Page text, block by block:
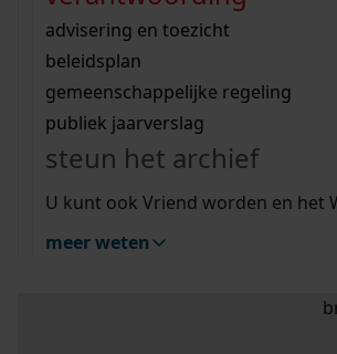
bouwvergunningen
omgevingsvergunningen
vergunningen
beeld en geluid
uitleg nodig?
Wij helpen u op weg met een
bekijk alle zoektips
Wij helpen u op weg met een
bekijk alle zoektips
bekijk ons geschiedenislokaal
advisering en toezicht
beleidsplan
gemeenschappelijke regeling
publiek jaarverslag
steun het archief
U kunt ook Vriend worden en het
meer weten
zoektips
Mijn Studiezaal (inloggen)